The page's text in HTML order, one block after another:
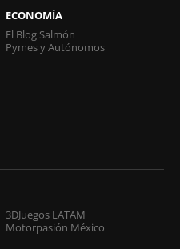
ECONOMÍA
El Blog Salmón
Pymes y Autónomos
3DJuegos LATAM
Motorpasión México